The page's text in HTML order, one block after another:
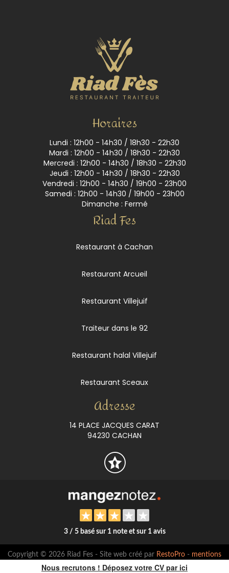
Horaires
Lundi : 12h00 - 14h30 / 18h30 - 22h30
Mardi : 12h00 - 14h30 / 18h30 - 22h30
Mercredi : 12h00 - 14h30 / 18h30 - 22h30
Jeudi : 12h00 - 14h30 / 18h30 - 22h30
Vendredi : 12h00 - 14h30 / 19h00 - 23h00
Samedi : 12h00 - 14h30 / 19h00 - 23h00
Dimanche : Fermé
Riad Fes
Restaurant à Cachan
Restaurant Arcueil
Restaurant Villejuif
Traiteur dans le 92
Restaurant halal Villejuif
Restaurant Sceaux
Adresse
14 PLACE JACQUES CARAT
94230 CACHAN
3 / 5 basé sur 1 note et sur 1 avis
Copyright © 2026 Riad Fes - Site web créé par RestoPro - mentions
légales
Nous recrutons ! Déposez votre CV par ici